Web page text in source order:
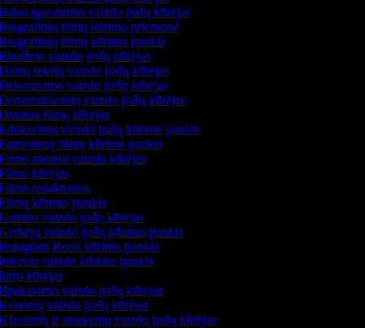
įgarsinimo vaizdo įrašų kūrėjas
filmų kūrimo priemonė
filmų kūrimo įrankis
vaizdo įrašų kūrėjas
tekstų vaizdo įrašų kūrėjas
vaizdo įrašų kūrėjas
vaizdo įrašų kūrėjas
filmų kūrėjas
vaizdo įrašų kūrimo įrankis
filmų kūrimo įrankis
anonso vaizdo kūrėjas
kūrėjas
redaktorius
kūrimo įrankis
vaizdo įrašų kūrėjas
vaizdo įrašų kūrimo įrankis
Reels kūrimo įrankis
vaizdo kūrimo įrankis
kūrėjas
vaizdo įrašų kūrėjas
vaizdo įrašų kūrėjas
ir atsakymų vaizdo įrašų kūrėjas